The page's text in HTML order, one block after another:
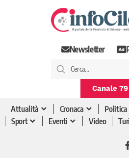
Newsletter
Canale 79
Attualità Cronaca Politica
Sport
Eventi Video